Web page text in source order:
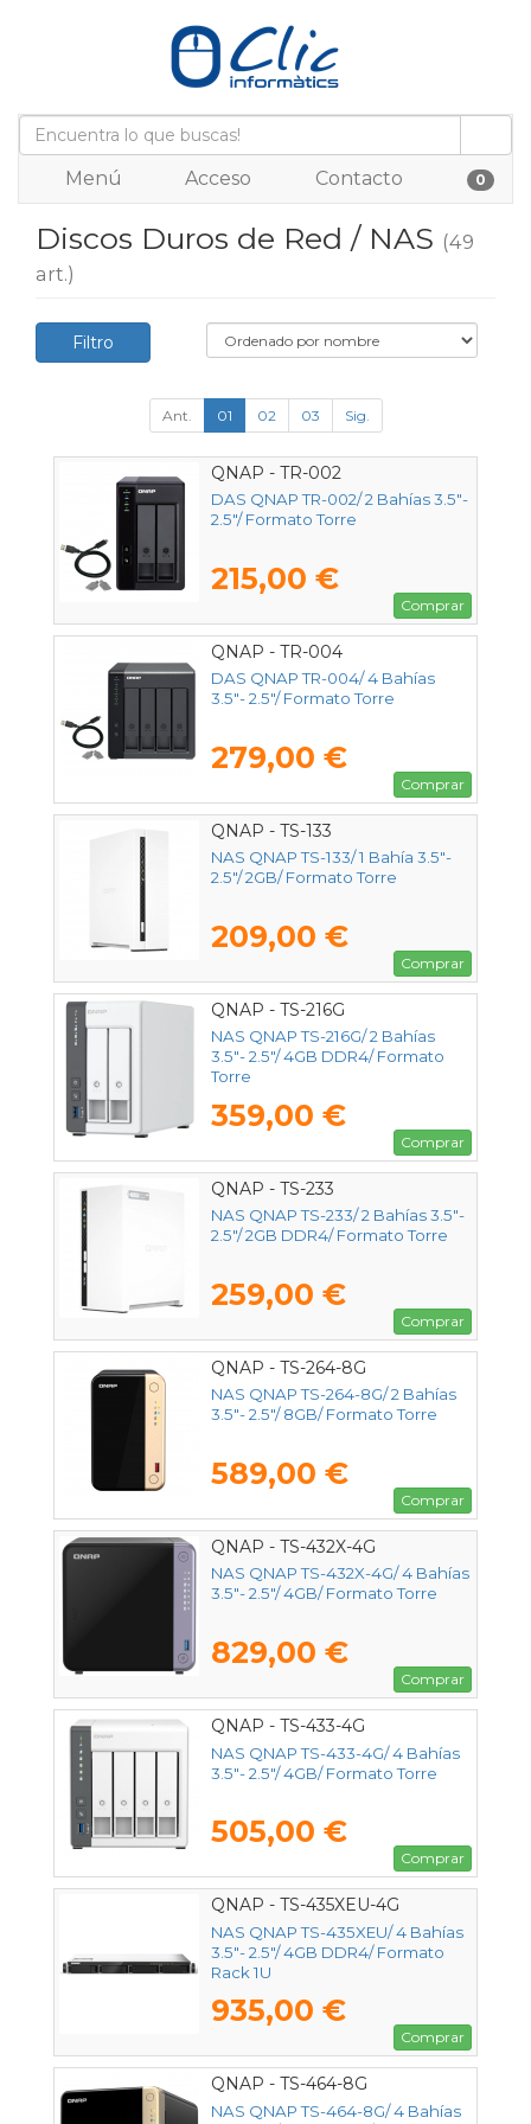
Menú Acceso Contacto 0
Discos Duros de Red / NAS (49
art.)
Filtro
Ant. 01 02 03 Sig.
QNAP - TR-002
DAS QNAP TR-002/ 2 Bahías 3.5"-
2.5"/ Formato Torre
215,00 €
Comprar
QNAP - TR-004
DAS QNAP TR-004/ 4 Bahías
3.5"- 2.5"/ Formato Torre
279,00 €
Comprar
QNAP - TS-133
NAS QNAP TS-133/ 1 Bahía 3.5"-
2.5"/ 2GB/ Formato Torre
209,00 €
Comprar
QNAP - TS-216G
NAS QNAP TS-216G/ 2 Bahías
3.5"- 2.5"/ 4GB DDR4/ Formato
Torre
359,00 €
Comprar
QNAP - TS-233
NAS QNAP TS-233/ 2 Bahías 3.5"-
2.5"/ 2GB DDR4/ Formato Torre
259,00 €
Comprar
QNAP - TS-264-8G
NAS QNAP TS-264-8G/ 2 Bahías
3.5"- 2.5"/ 8GB/ Formato Torre
589,00 €
Comprar
QNAP - TS-432X-4G
NAS QNAP TS-432X-4G/ 4 Bahías
3.5"- 2.5"/ 4GB/ Formato Torre
829,00 €
Comprar
QNAP - TS-433-4G
NAS QNAP TS-433-4G/ 4 Bahías
3.5"- 2.5"/ 4GB/ Formato Torre
505,00 €
Comprar
QNAP - TS-435XEU-4G
NAS QNAP TS-435XEU/ 4 Bahías
3.5"- 2.5"/ 4GB DDR4/ Formato
Rack 1U
935,00 €
Comprar
QNAP - TS-464-8G
NAS QNAP TS-464-8G/ 4 Bahías